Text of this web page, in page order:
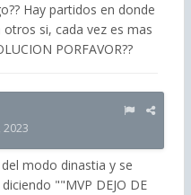
Hay partidos en donde
si, cada vez es mas
PORFAVOR??
modo dinastia y se
""MVP DEJO DE